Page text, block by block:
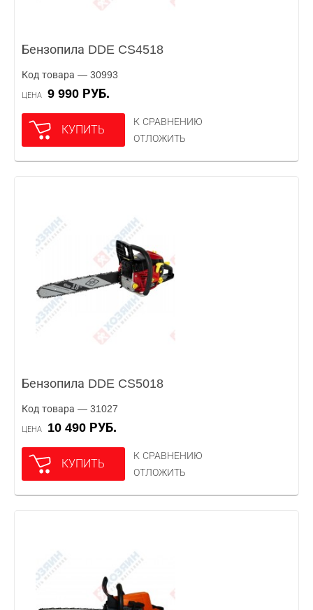
Бензопила DDE CS4518
Код товара — 30993
ЦЕНА 9 990 РУБ.
КУПИТЬ
К СРАВНЕНИЮ
ОТЛОЖИТЬ
Бензопила DDE CS5018
Код товара — 31027
ЦЕНА 10 490 РУБ.
КУПИТЬ
К СРАВНЕНИЮ
ОТЛОЖИТЬ